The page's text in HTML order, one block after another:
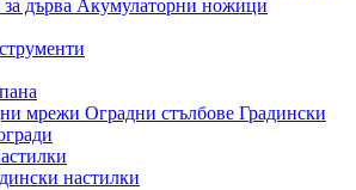
дърва Акумулаторни ножици
мрежи Оградни стълбове Градински
настилки